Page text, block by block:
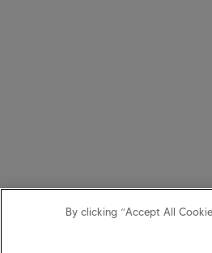
By clicking “Accept All